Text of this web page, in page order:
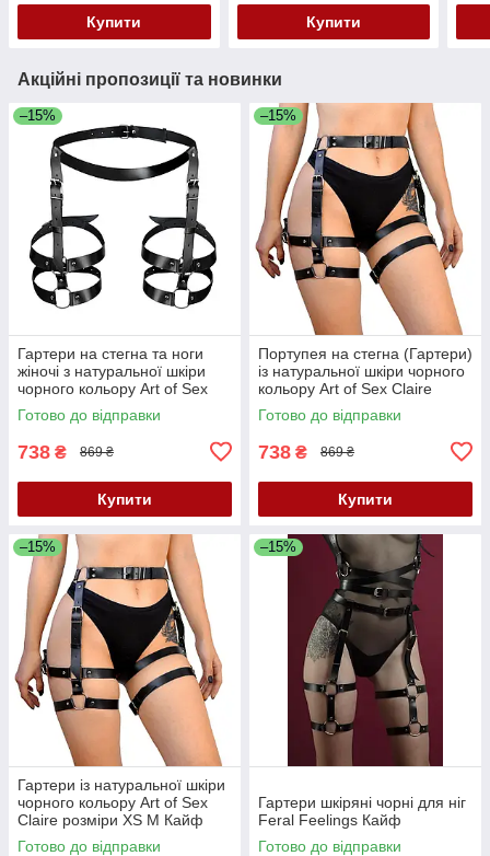
Купити Купити
Акційні пропозиції та новинки
–15%
Гартери на стегна та ноги
жіночі з натуральної шкіри
чорного кольору Art of Sex
Melani розміри L 2XL Кайф
Готово до відправки
738 ₴ 869 ₴
Купити
–15%
Портупея на стегна (Гартери)
із натуральної шкіри чорного
кольору Art of Sex Claire
розміри L 2XL Кайф
Готово до відправки
738 ₴ 869 ₴
Купити
–15%
Гартери із натуральної шкіри
чорного кольору Art of Sex
Claire розміри XS М Кайф
Готово до відправки
–15%
Гартери шкіряні чорні для ніг
Feral Feelings Кайф
Готово до відправки